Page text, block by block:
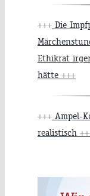
+++ Die
Ethikrat
hätte +++
+++ Ampel-
realistisch